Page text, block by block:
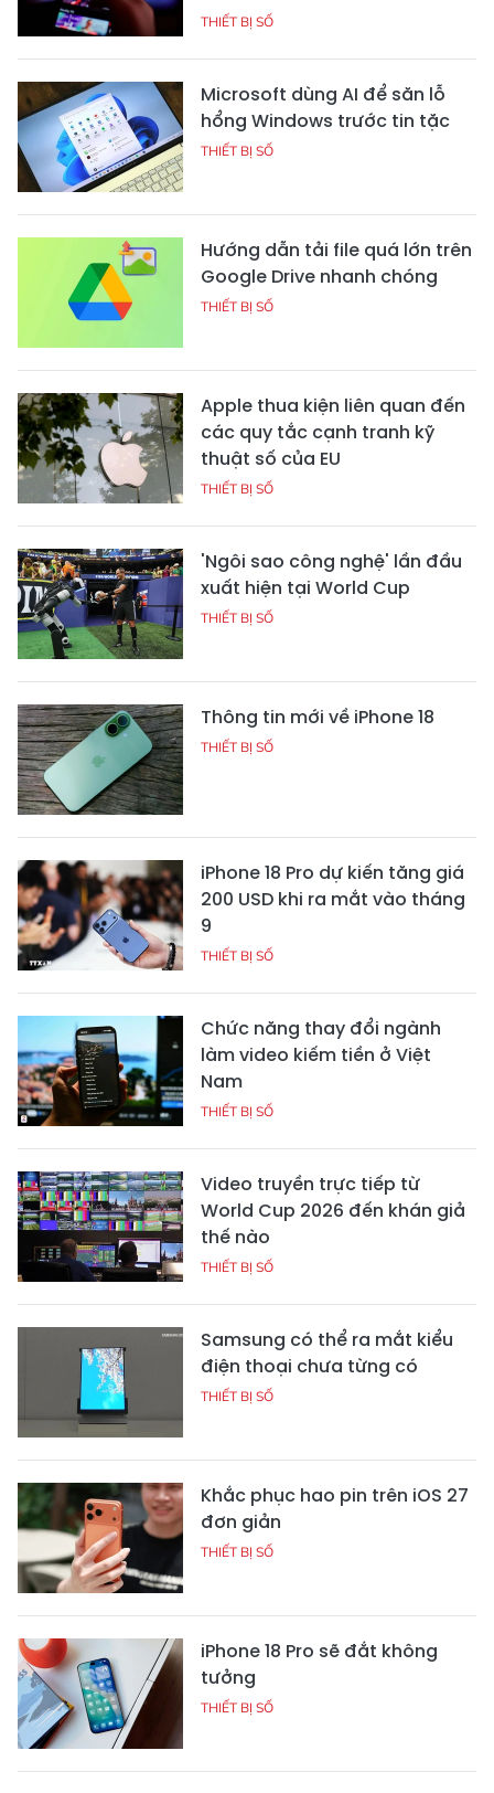
THIẾT BỊ SỐ
Microsoft dùng AI để săn lỗ
hổng Windows trước tin tặc
THIẾT BỊ SỐ
Hướng dẫn tải file quá lớn trên
Google Drive nhanh chóng
THIẾT BỊ SỐ
Apple thua kiện liên quan đến
các quy tắc cạnh tranh kỹ
thuật số của EU
THIẾT BỊ SỐ
'Ngôi sao công nghệ' lần đầu
xuất hiện tại World Cup
THIẾT BỊ SỐ
Thông tin mới về iPhone 18
THIẾT BỊ SỐ
iPhone 18 Pro dự kiến tăng giá
200 USD khi ra mắt vào tháng
9
THIẾT BỊ SỐ
Chức năng thay đổi ngành
làm video kiếm tiền ở Việt
Nam
THIẾT BỊ SỐ
Video truyền trực tiếp từ
World Cup 2026 đến khán giả
thế nào
THIẾT BỊ SỐ
Samsung có thể ra mắt kiểu
điện thoại chưa từng có
THIẾT BỊ SỐ
Khắc phục hao pin trên iOS 27
đơn giản
THIẾT BỊ SỐ
iPhone 18 Pro sẽ đắt không
tưởng
THIẾT BỊ SỐ